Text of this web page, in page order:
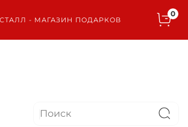
- МАГАЗИН ПОДАРКОВ
0